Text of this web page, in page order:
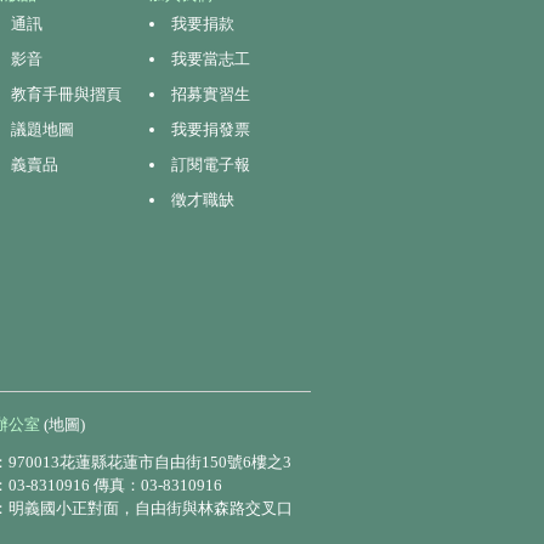
通訊
影音
教育手冊與摺頁
議題地圖
義賣品
我要捐款
我要當志工
招募實習生
我要捐發票
訂閱電子報
徵才職缺
公室 (地圖)
970013花蓮縣花蓮市自由街150號6樓之3
03-8310916 傳真：03-8310916
明義國小正對面，自由街與林森路交叉口